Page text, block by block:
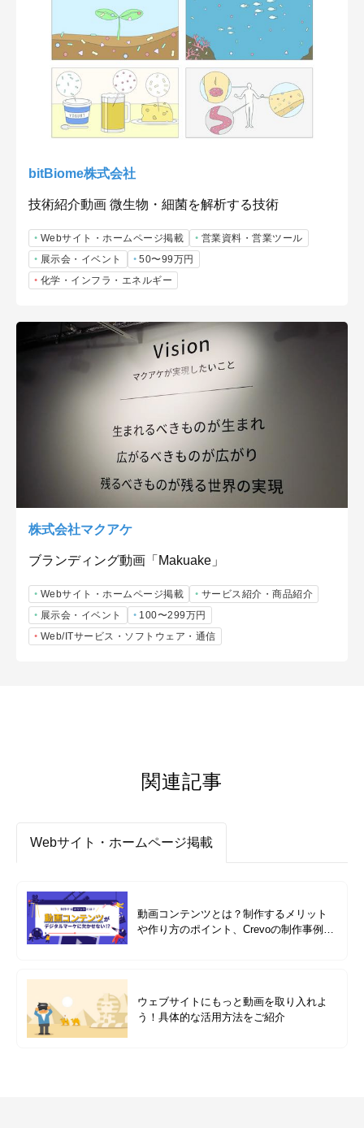
bitBiome株式会社
技術紹介動画 微生物・細菌を解析する技術
Webサイト・ホームページ掲載
営業資料・営業ツール
展示会・イベント
50〜99万円
化学・インフラ・エネルギー
株式会社マクアケ
ブランディング動画「Makuake」
Webサイト・ホームページ掲載
サービス紹介・商品紹介
展示会・イベント
100〜299万円
Web/ITサービス・ソフトウェア・通信
関連記事
Webサイト・ホームページ掲載
動画コンテンツとは？制作するメリット
や作り方のポイント、Crevoの制作事例も
ウェブサイトにもっと動画を取り入れよ
う！具体的な活用方法をご紹介